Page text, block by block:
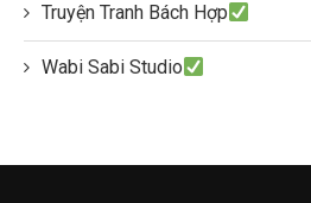
Truyện Tranh Bách Hợp
Wabi Sabi Studio